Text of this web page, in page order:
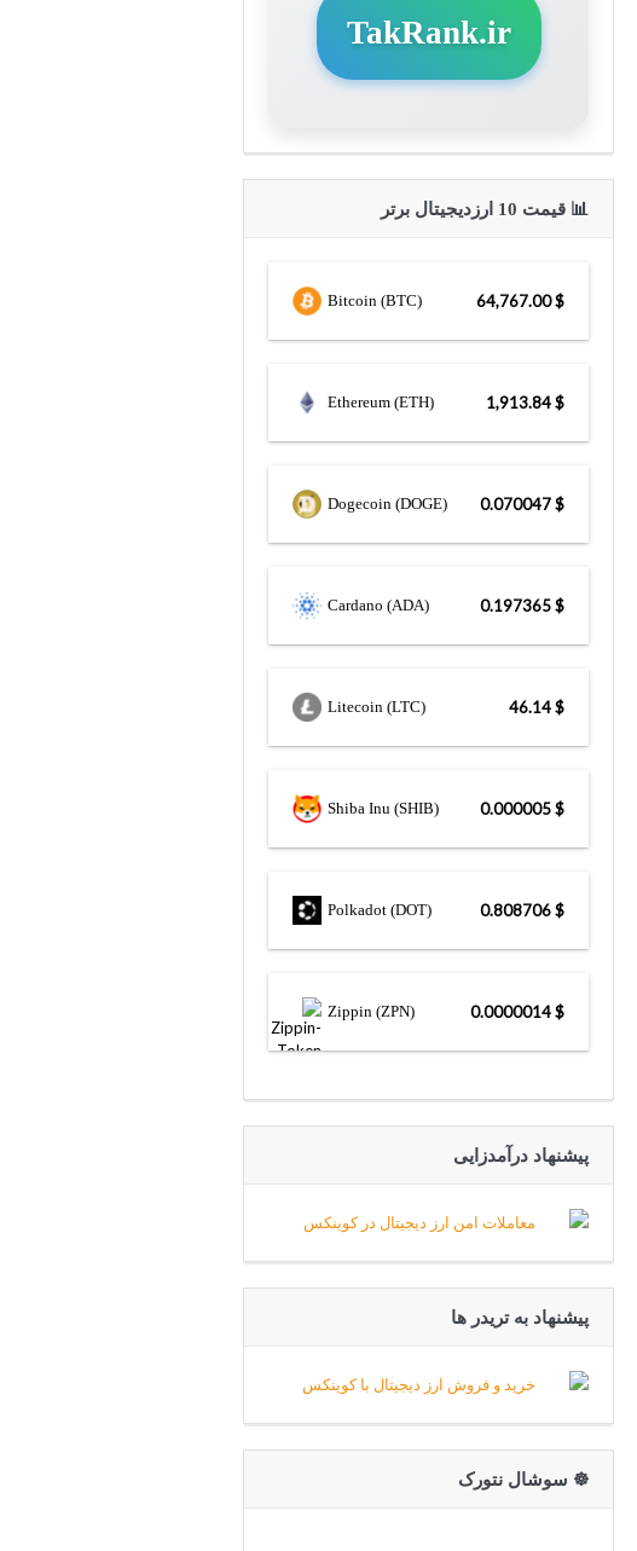
TakRank.ir
📊 قیمت 10 ارزدیجیتال برتر
Bitcoin (BTC) $ 64,767.00
Ethereum (ETH) $ 1,913.84
Dogecoin (DOGE) $ 0.070047
Cardano (ADA) $ 0.197365
Litecoin (LTC) $ 46.14
Shiba Inu (SHIB) $ 0.000005
Polkadot (DOT) $ 0.808706
Zippin (ZPN) $ 0.0000014
پیشنهاد درآمدزایی
پیشنهاد به تریدر ها
☸️ سوشال نتورک